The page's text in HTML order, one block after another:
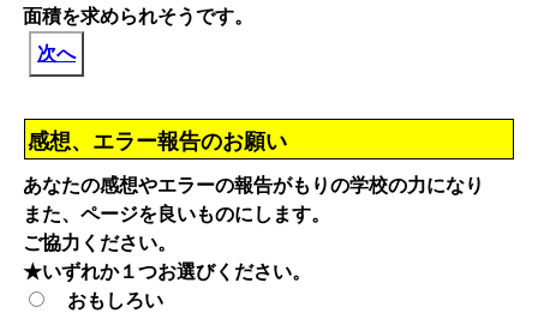
面積を求められそうです。
次へ
感想、エラー報告のお願い
あなたの感想やエラーの報告がもりの学校の力になり
また、ページを良いものにします。
ご協力ください。
★いずれか１つお選びください。
おもしろい